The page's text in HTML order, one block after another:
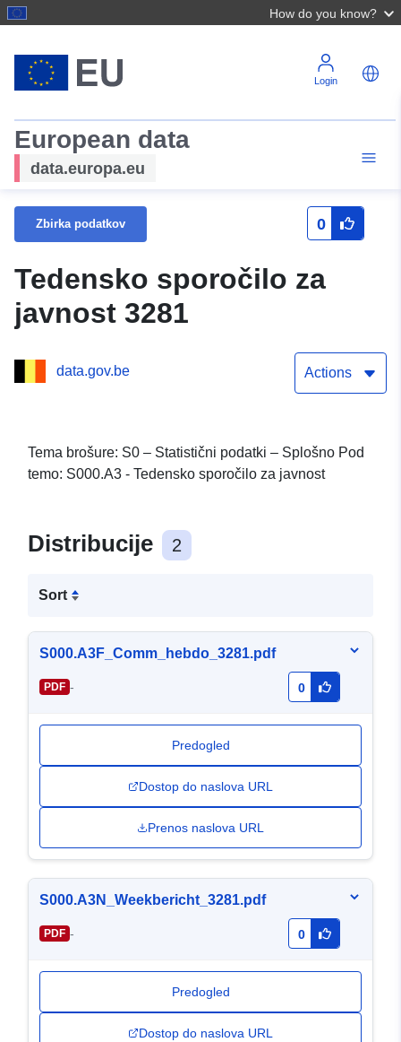
How do you know?
Login
European data
data.europa.eu
Zbirka podatkov 0
Tedensko sporočilo za
javnost 3281
data.gov.be Actions
Tema brošure: S0 – Statistični podatki – Splošno Pod
temo: S000.A3 - Tedensko sporočilo za javnost
Distribucije 2
Sort
S000.A3F_Comm_hebdo_3281.pdf
PDF - 0
Predogled
Dostop do naslova URL
Prenos naslova URL
S000.A3N_Weekbericht_3281.pdf
PDF - 0
Predogled
Dostop do naslova URL